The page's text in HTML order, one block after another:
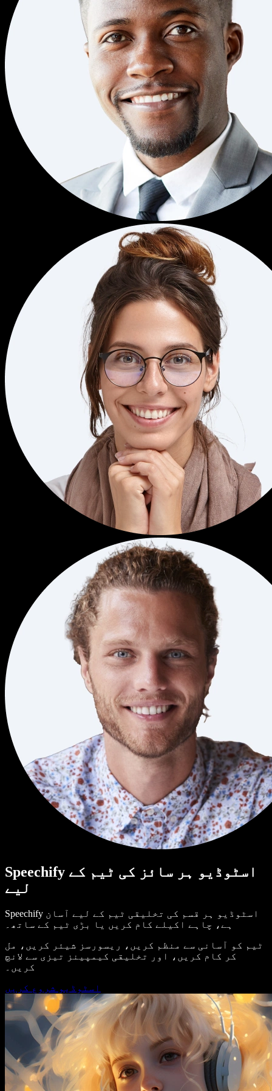
Speechify اسٹوڈیو ہر سائز کی ٹیم کے
لیے
Speechify اسٹوڈیو ہر قسم کی تخلیقی ٹیم کے لیے آسان
ہے، چاہے اکیلے کام کریں یا بڑی ٹیم کے ساتھ۔
ٹیم کو آسانی سے منظم کریں، ریسورسز شیئر کریں، مل
کر کام کریں، اور تخلیقی کیمپینز تیزی سے لانچ
کریں۔
اسٹوڈیو شروع کریں